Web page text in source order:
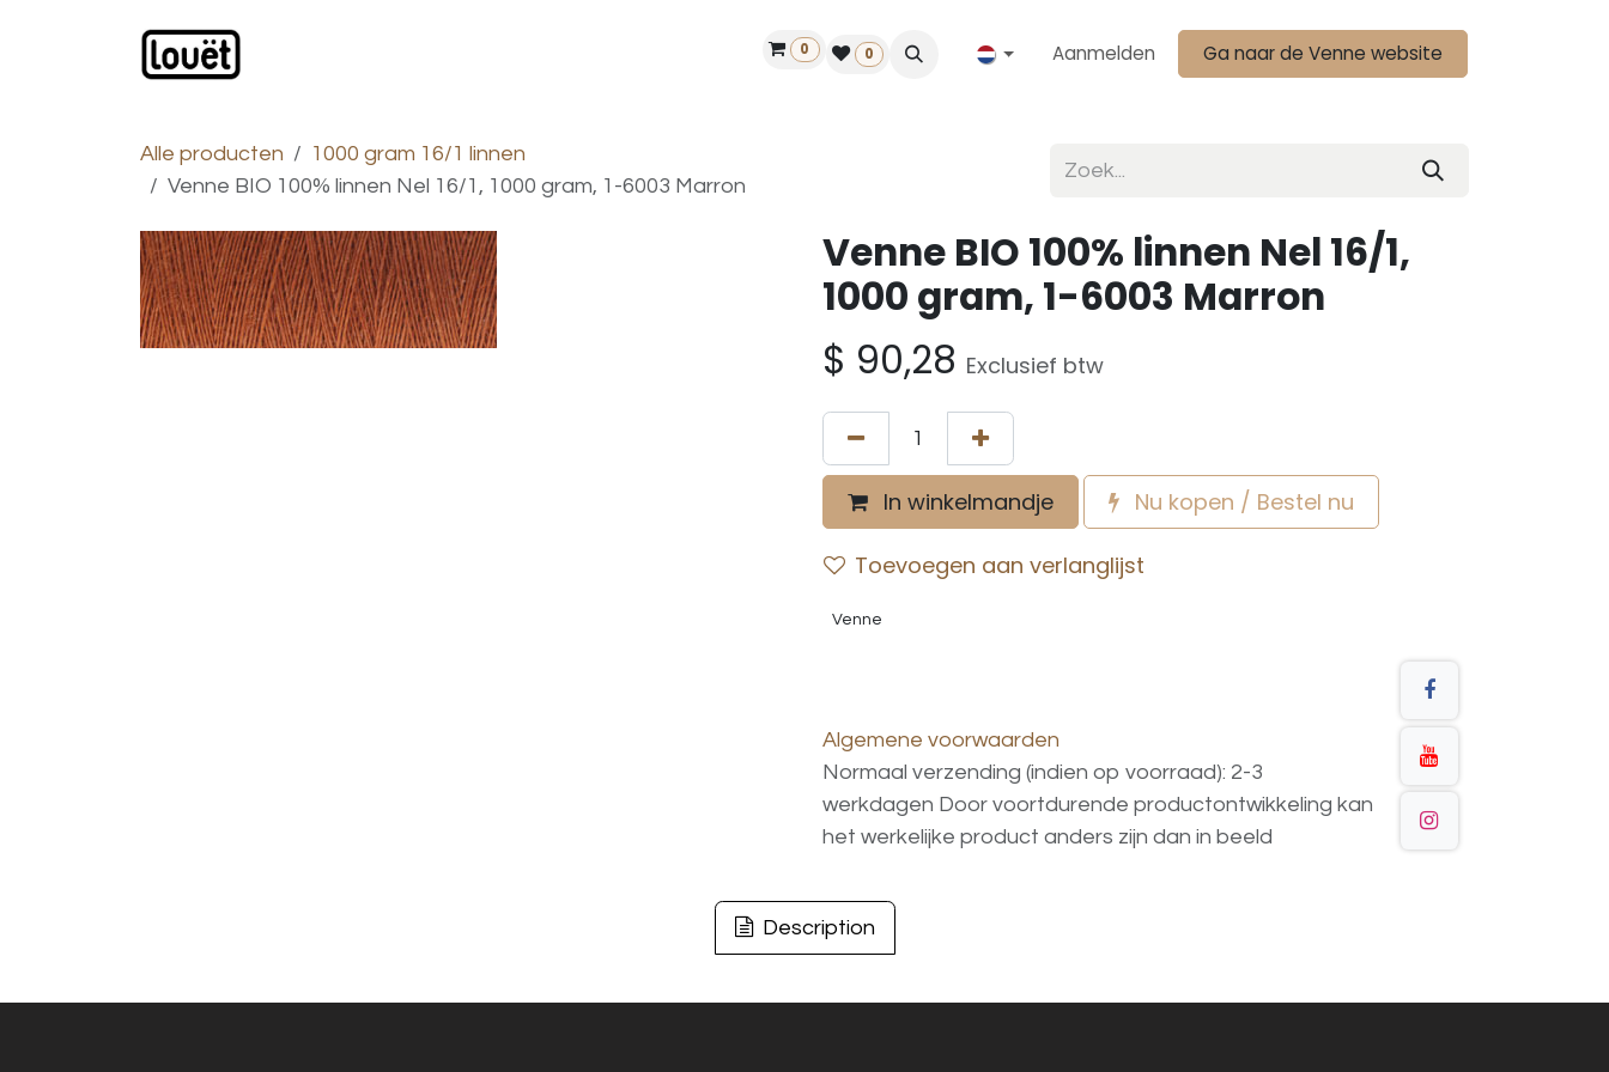
Vind een dealer
0 0 Aanmelden Ga naar de Venne website
Alle producten
1000 gram 16/1 linnen
Venne BIO 100% linnen Nel 16/1, 1000 gram, 1-6003 Marron
Venne BIO 100% linnen Nel 16/1,
1000 gram, 1-6003 Marron
$ 90,28 Exclusief btw
In winkelmandje Nu kopen / Bestel nu
Toevoegen aan verlanglijst
Venne
Algemene voorwaarden
Normaal verzending (indien op voorraad): 2-3
werkdagen Door voortdurende productontwikkeling kan
het werkelijke product anders zijn dan in beeld
Description